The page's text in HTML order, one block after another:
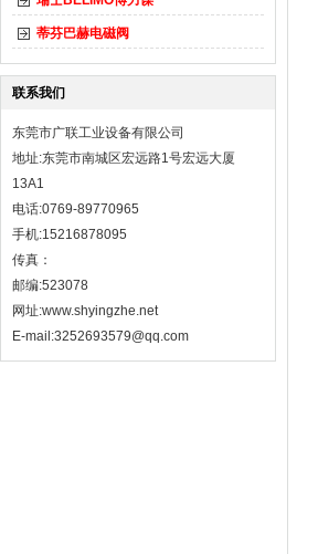
蒂芬巴赫电磁阀
联系我们
东莞市广联工业设备有限公司
地址:东莞市南城区宏远路1号宏远大厦
13A1
电话:0769-89770965
手机:15216878095
传真：
邮编:523078
网址:www.shyingzhe.net
E-mail:3252693579@qq.com